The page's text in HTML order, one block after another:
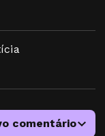
comentário